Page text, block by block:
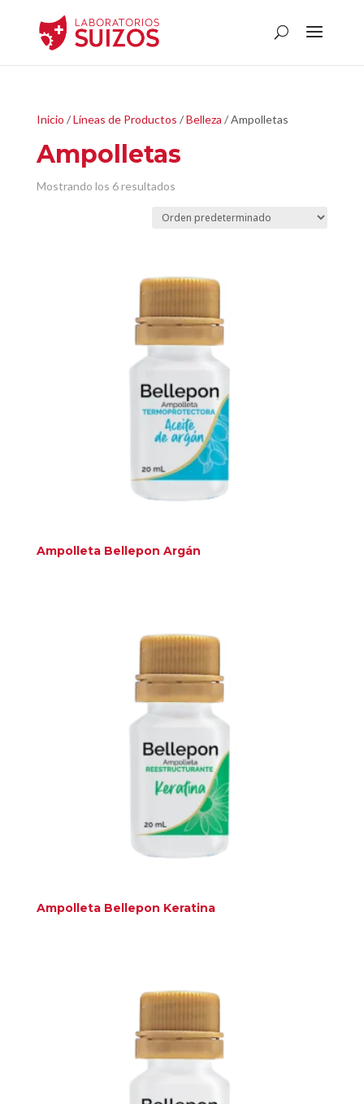
Inicio /Líneas de Productos /Belleza / Ampolletas
Ampolletas
Mostrando los 6 resultados
Ampolleta Bellepon Argán
Ampolleta Bellepon Keratina